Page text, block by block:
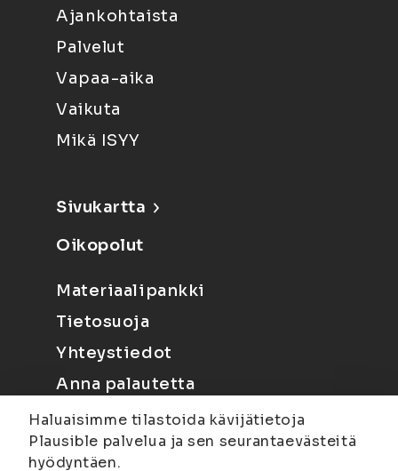
Ajankohtaista
Palvelut
Vapaa-aika
Vaikuta
Mikä ISYY
Sivukartta
Oikopolut
Materiaalipankki
Tietosuoja
Yhteystiedot
Anna palautetta
Haluaisimme tilastoida kävijätietoja
Plausible palvelua ja sen seurantaevästeitä
hyödyntäen.